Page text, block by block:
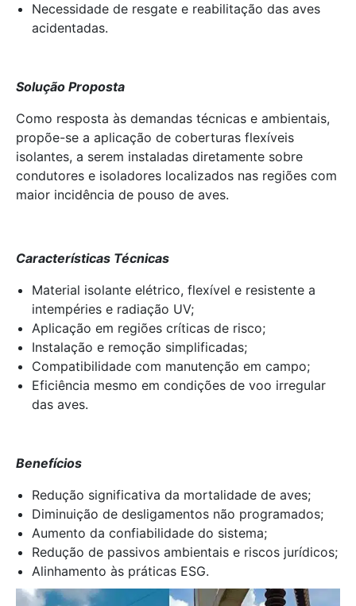
Necessidade de resgate e reabilitação das aves
acidentadas.
Solução Proposta
Como resposta às demandas técnicas e ambientais,
propõe-se a aplicação de coberturas flexíveis
isolantes, a serem instaladas diretamente sobre
condutores e isoladores localizados nas regiões com
maior incidência de pouso de aves.
Características Técnicas
Material isolante elétrico, flexível e resistente a
intempéries e radiação UV;
Aplicação em regiões críticas de risco;
Instalação e remoção simplificadas;
Compatibilidade com manutenção em campo;
Eficiência mesmo em condições de voo irregular
das aves.
Benefícios
Redução significativa da mortalidade de aves;
Diminuição de desligamentos não programados;
Aumento da confiabilidade do sistema;
Redução de passivos ambientais e riscos jurídicos;
Alinhamento às práticas ESG.